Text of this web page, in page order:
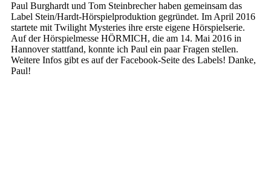
Paul Burghardt und Tom Steinbrecher haben gemeinsam das
Label Stein/Hardt-Hörspielproduktion gegründet. Im April 2016
startete mit Twilight Mysteries ihre erste eigene Hörspielserie.
Auf der Hörspielmesse HÖRMICH, die am 14. Mai 2016 in
Hannover stattfand, konnte ich Paul ein paar Fragen stellen.
Weitere Infos gibt es auf der Facebook-Seite des Labels! Danke,
Paul!